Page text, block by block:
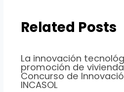
Related Posts
La innovación
promoción de
Concurso de
INCASOL